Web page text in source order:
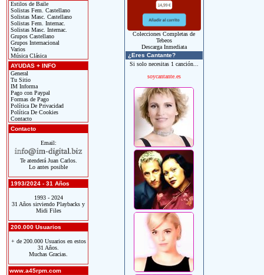
Estilos de Baile
Solistas Fem. Castellano
Solistas Masc. Castellano
Solistas Fem. Internac.
Solistas Masc. Internac.
Grupos Castellano
Grupos Internacional
Varios
Música Clásica
AYUDAS + INFO
General
Tu Sitio
IM Informa
Pago con Paypal
Formas de Pago
Política De Privacidad
Política De Cookies
Contacto
Contacto
Email:
Te atenderá Juan Carlos.
Lo antes posible
1993/2024 - 31 Años
1993 - 2024
31 Años sirviendo Playbacks y
Midi Files
200.000 Usuarios
+ de 200.000 Usuarios en estos
31 Años.
Muchas Gracias.
www.a45rpm.com
Colecciones Completas de
Tebeos
Descarga Inmediata
¿Eres Cantante?
Si solo necesitas 1 canción...
soycantante.es